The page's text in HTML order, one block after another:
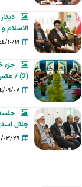
ح
ث
الاسلام
١٤٤٤/
جزء
(2) / عکس: رئوف شهبازی
١٤٤٤/
جلال
١٤٤٤/